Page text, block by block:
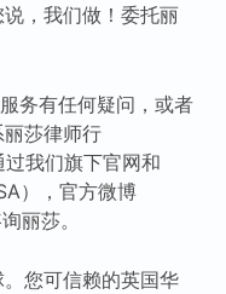
，我们做！委托丽
务有任何疑问，或者
莎律师行
过我们旗下官网和
），官方微博
丽莎。
您可信赖的英国华